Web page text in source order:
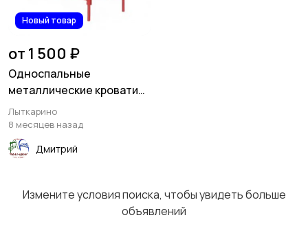
Шкафы и комоды
Новый товар
от 1 500 ₽
Односпальные
металлические кровати
для дома
Лыткарино
8 месяцев назад
Дмитрий
Измените условия поиска, чтобы увидеть больше
объявлений